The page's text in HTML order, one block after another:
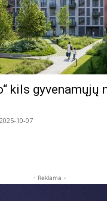
kils gyvenamųjų
2025-10-07
- Reklama -